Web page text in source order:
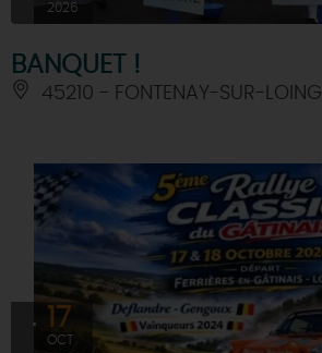
2026
BANQUET !
45210 - FONTENAY-SUR-LOING
17
OCT